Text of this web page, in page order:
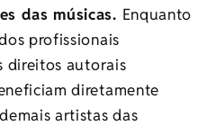
das músicas. Enquanto
profissionais
direitos autorais
diretamente
artistas das